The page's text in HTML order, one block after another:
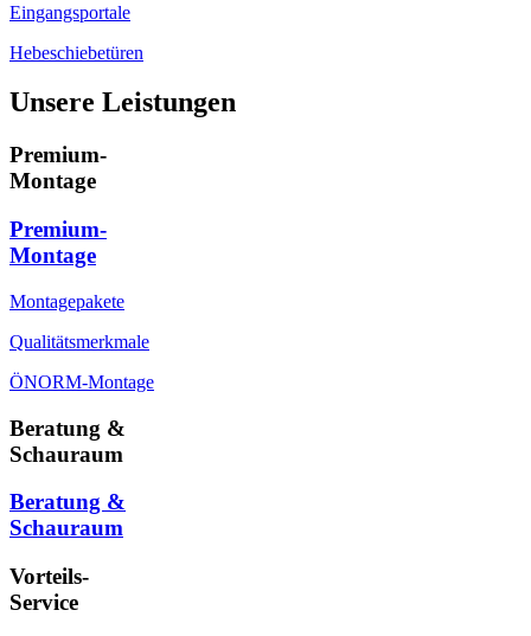
Eingangsportale
Hebeschiebetüren
Unsere Leistungen
Premium-
Montage
Premium-
Montage
Montagepakete
Qualitätsmerkmale
ÖNORM-Montage
Beratung &
Schauraum
Beratung &
Schauraum
Vorteils-
Service